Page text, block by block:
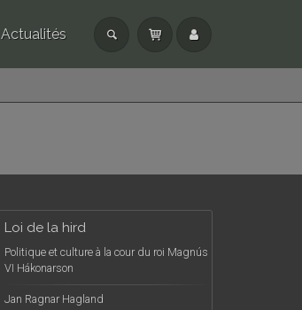
Actualités
Loi de la hird
Politique et culture à la cour du roi Magnús
VI Hákonarson
Jan Ragnar Hagland